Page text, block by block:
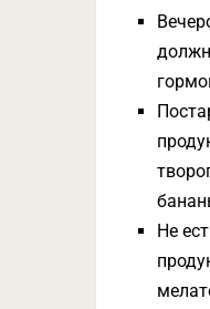
Не